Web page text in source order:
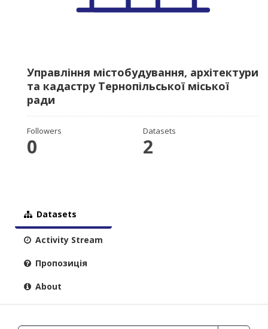
Управління містобудування, архітектури
та кадастру Тернопільської міської
ради
Followers
0
Datasets
2
Datasets
Activity Stream
Пропозиція
About